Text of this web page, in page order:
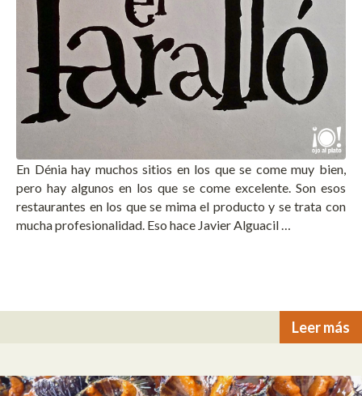
En Dénia hay muchos sitios en los que se come muy bien,
pero hay algunos en los que se come excelente. Son esos
restaurantes en los que se mima el producto y se trata con
mucha profesionalidad. Eso hace Javier Alguacil …
Leer más